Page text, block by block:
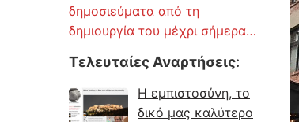
δημοσιεύματα από τη
δημιουργία του μέχρι σήμερα…
Τελευταίες Αναρτήσεις:
Η εμπιστοσύνη, το
δικό μας καλύτερο